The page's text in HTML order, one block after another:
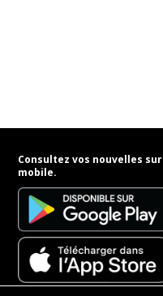
Consultez vos nouvelles sur
mobile.